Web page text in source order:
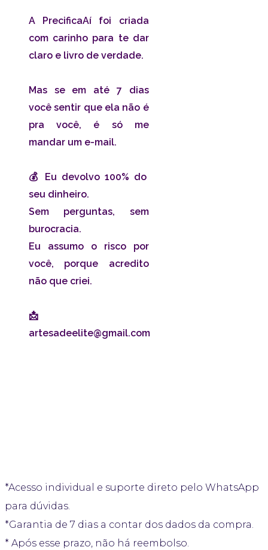
A PrecificaAí foi criada
com carinho para te dar
claro e livro de verdade.
Mas se em até 7 dias
você sentir que ela não é
pra você, é só me
mandar um e-mail.
💰 Eu devolvo 100% do
seu dinheiro.
Sem perguntas, sem
burocracia.
Eu assumo o risco por
você, porque acredito
não que criei.
📩
artesadeelite@gmail.com
*Acesso individual e suporte direto pelo WhatsApp
para dúvidas.
*Garantia de 7 dias a contar dos dados da compra.
* Após esse prazo, não há reembolso.